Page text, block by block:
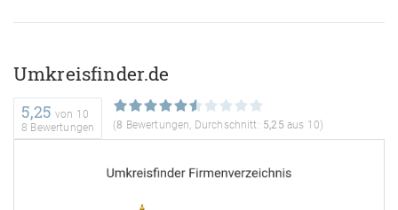
Umkreisfinder.de
5,25 von 10
8 Bewertungen
(8 Bewertungen, Durchschnitt: 5,25 aus 10)